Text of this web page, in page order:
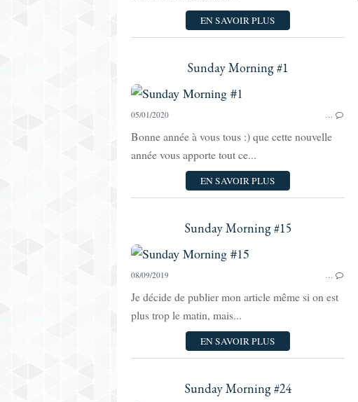
EN SAVOIR PLUS
Sunday Morning #1
05/01/2020 …
Bonne année à vous tous :) que cette nouvelle
année vous apporte tout ce...
EN SAVOIR PLUS
Sunday Morning #15
08/09/2019 …
Je décide de publier mon article même si on est
plus trop le matin, mais...
EN SAVOIR PLUS
Sunday Morning #24